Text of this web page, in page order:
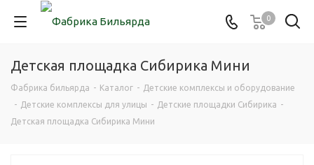
0
Детская площадка Сибирика Мини
Фабрика бильярда - Каталог - Детские комплексы и оборудование
- Детские комплексы для улицы - Детские площадки Сибирика -
Детская площадка Сибирика Мини